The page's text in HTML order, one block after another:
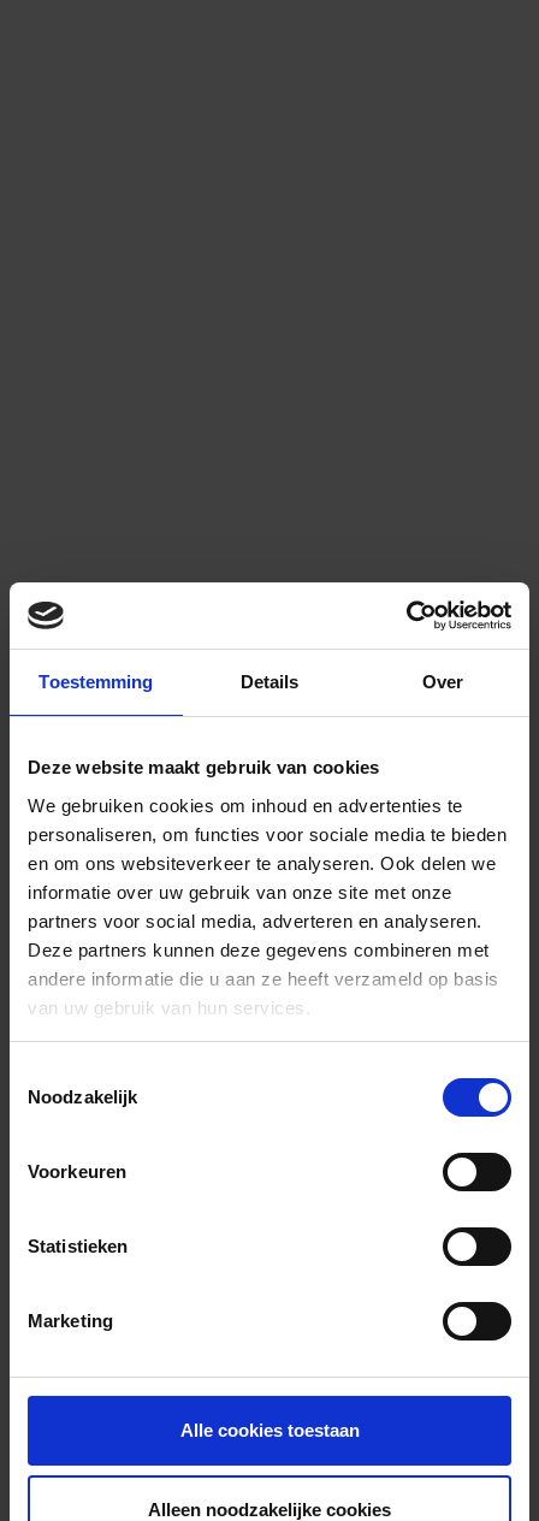
Toestemming Details Over
Deze website maakt gebruik van cookies
We gebruiken cookies om inhoud en advertenties te
personaliseren, om functies voor sociale media te bieden
en om ons websiteverkeer te analyseren. Ook delen we
informatie over uw gebruik van onze site met onze
partners voor social media, adverteren en analyseren.
Deze partners kunnen deze gegevens combineren met
andere informatie die u aan ze heeft verzameld op basis
van uw gebruik van hun services.
Noodzakelijk
Voorkeuren
Statistieken
Marketing
Alle cookies toestaan
Alleen noodzakelijke cookies